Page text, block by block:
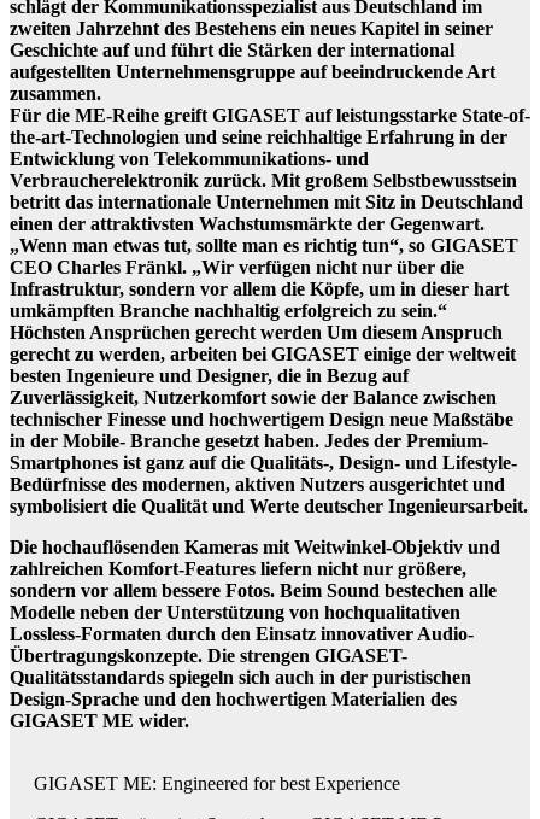
schlägt der Kommunikationsspezialist aus Deutschland im
zweiten Jahrzehnt des Bestehens ein neues Kapitel in seiner
Geschichte auf und führt die Stärken der international
aufgestellten Unternehmensgruppe auf beeindruckende Art
zusammen.
Für die ME-Reihe greift GIGASET auf leistungsstarke State-of-
the-art-Technologien und seine reichhaltige Erfahrung in der
Entwicklung von Telekommunikations- und
Verbraucherelektronik zurück. Mit großem Selbstbewusstsein
betritt das internationale Unternehmen mit Sitz in Deutschland
einen der attraktivsten Wachstumsmärkte der Gegenwart.
„Wenn man etwas tut, sollte man es richtig tun“, so GIGASET
CEO Charles Fränkl. „Wir verfügen nicht nur über die
Infrastruktur, sondern vor allem die Köpfe, um in dieser hart
umkämpften Branche nachhaltig erfolgreich zu sein.“
Höchsten Ansprüchen gerecht werden Um diesem Anspruch
gerecht zu werden, arbeiten bei GIGASET einige der weltweit
besten Ingenieure und Designer, die in Bezug auf
Zuverlässigkeit, Nutzerkomfort sowie der Balance zwischen
technischer Finesse und hochwertigem Design neue Maßstäbe
in der Mobile- Branche gesetzt haben. Jedes der Premium-
Smartphones ist ganz auf die Qualitäts-, Design- und Lifestyle-
Bedürfnisse des modernen, aktiven Nutzers ausgerichtet und
symbolisiert die Qualität und Werte deutscher Ingenieursarbeit.
Die hochauflösenden Kameras mit Weitwinkel-Objektiv und
zahlreichen Komfort-Features liefern nicht nur größere,
sondern vor allem bessere Fotos. Beim Sound bestechen alle
Modelle neben der Unterstützung von hochqualitativen
Lossless-Formaten durch den Einsatz innovativer Audio-
Übertragungskonzepte. Die strengen GIGASET-
Qualitätsstandards spiegeln sich auch in der puristischen
Design-Sprache und den hochwertigen Materialien des
GIGASET ME wider.
GIGASET ME: Engineered for best Experience